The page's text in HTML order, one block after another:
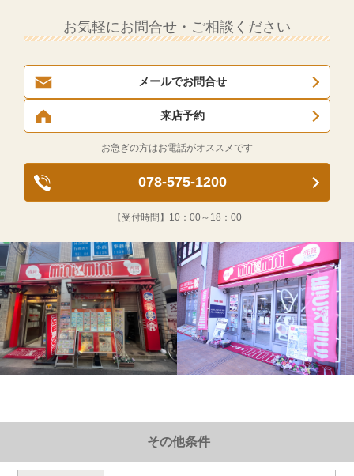
お気軽にお問合せ・ご相談ください
メールでお問合せ
来店予約
お急ぎの方はお電話がオススメです
078-575-1200
【受付時間】 10：00～18：00
その他条件